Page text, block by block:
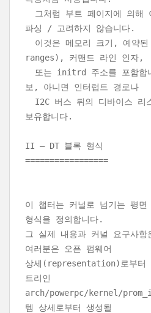
그처럼 부트 페이지에 의해
파싱 / 고려하지 않습니다.
이것은 메모리 크기, 예약
ranges), 커맨드 라인 인자,
또는 initrd 주소를 포함합
보, 아니면 인터럽트 경로나
I2C 버스 뒤의 디바이스 리
보유합니다.
II – DT 블록 형식
=================
이 챕터는 커널로 넘기는 평면
형식을 정의합니다.
그 실제 내용과 커널 요구사항
여러분은 오픈 펌웨어
상세(representation)로부터
트리인
arch/powerpc/kernel/
템 상세로부터 생성될